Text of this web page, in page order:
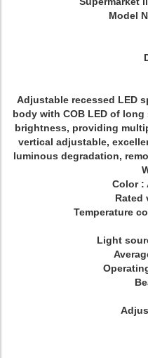
Model
Adjustable recessed LED
body with COB LED of
brightness, providing
vertical adjustable,
luminous degradation,
Color :
Rated
Temperature
Light